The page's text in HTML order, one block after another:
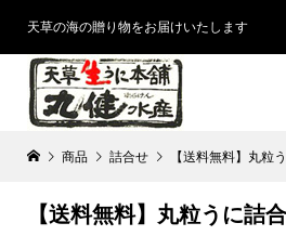
天草の海の贈り物をお届けいたします
商品 詰合せ 【送料無料】丸粒う
【送料無料】丸粒うに詰